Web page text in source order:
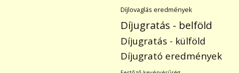
Díjlovaglás eredmények
Díjugratás - belföld
Díjugratás - külföld
Díjugrató eredmények